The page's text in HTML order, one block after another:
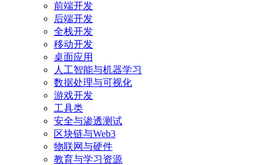
前端开发
后端开发
全栈开发
移动开发
桌面应用
人工智能与机器学习
数据处理与可视化
游戏开发
工具类
安全与渗透测试
区块链与Web3
物联网与硬件
教育与学习资源